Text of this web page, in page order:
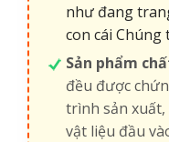
như đang
con cái Chúng
Sản phẩm
đều được
trình sản xuất,
vật liệu đầu